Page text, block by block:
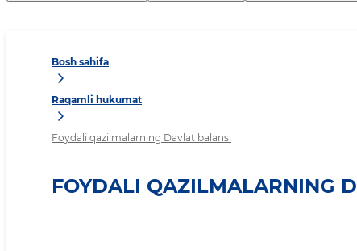
Bosh sahifa
Raqamli hukumat
Foydali qazilmalarning Davlat balansi
FOYDALI QAZILMALARNING